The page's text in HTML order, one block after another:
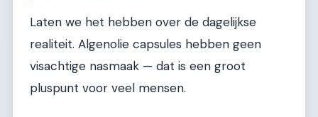
Laten we het hebben over de dagelijkse
realiteit. Algenolie capsules hebben geen
visachtige nasmaak — dat is een groot
pluspunt voor veel mensen.